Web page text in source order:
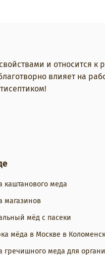
и относится
влияет на
каштанового меда
магазинов
мёд с пасеки
мёда в Москве в
гречишного меда для